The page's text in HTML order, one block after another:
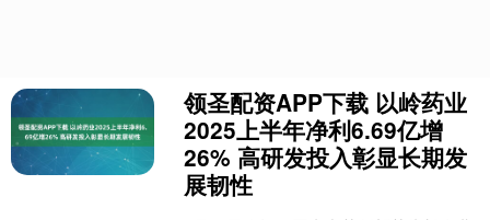
领圣配资APP下载 以岭药业
2025上半年净利6.69亿增
26% 高研发投入彰显长期发
展韧性